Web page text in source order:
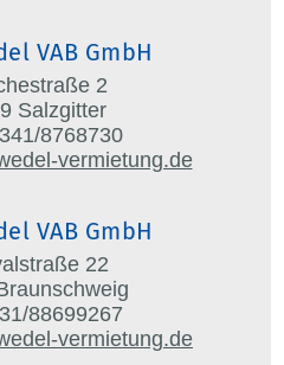
VAB GmbH
2
Salzgitter
8768730
vermietung.de
VAB GmbH
22
88699267
vermietung.de